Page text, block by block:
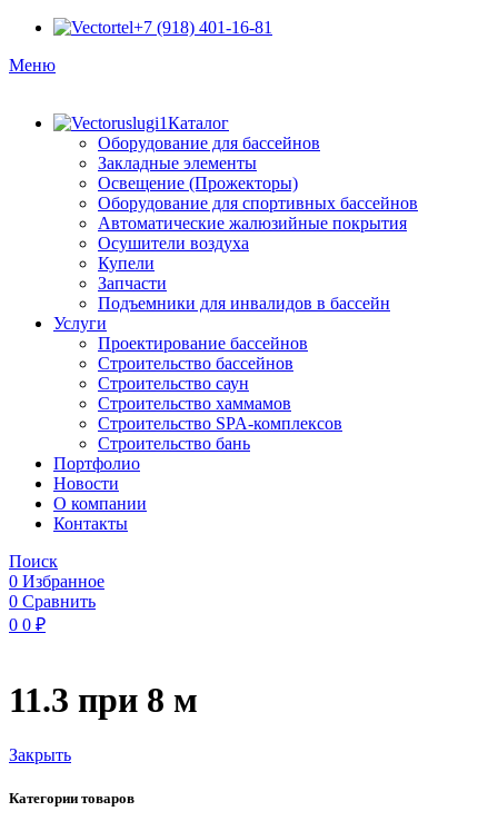
+7 (918) 401-16-81
Меню
Каталог
Оборудование для бассейнов
Закладные элементы
Освещение (Прожекторы)
Оборудование для спортивных бассейнов
Автоматические жалюзийные покрытия
Осушители воздуха
Купели
Запчасти
Подъемники для инвалидов в бассейн
Услуги
Проектирование бассейнов
Строительство бассейнов
Строительство саун
Строительство хаммамов
Строительство SPA-комплексов
Строительство бань
Портфолио
Новости
O компании
Контакты
Поиск
0 Избранное
0 Сравнить
0 0 ₽
11.3 при 8 м
Закрыть
Категории товаров